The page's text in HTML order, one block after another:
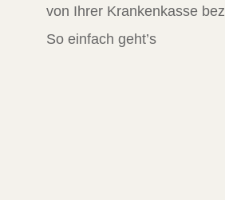
von Ihrer Krankenkasse
So einfach geht’s